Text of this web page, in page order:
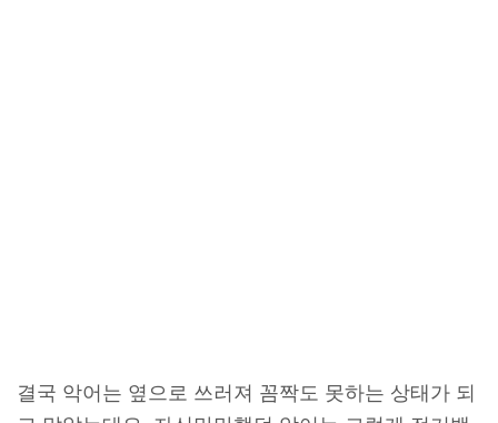
결국 악어는 옆으로 쓰러져 꼼짝도 못하는 상태가 되